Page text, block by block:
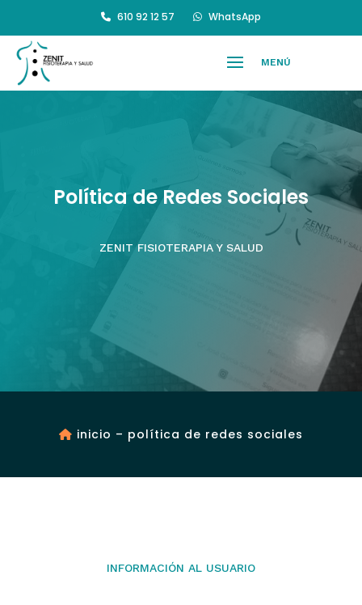
610 92 12 57 WhatsApp
Política de Redes Sociales
ZENIT FISIOTERAPIA Y SALUD
inicio – política de redes sociales
INFORMACIÓN AL USUARIO